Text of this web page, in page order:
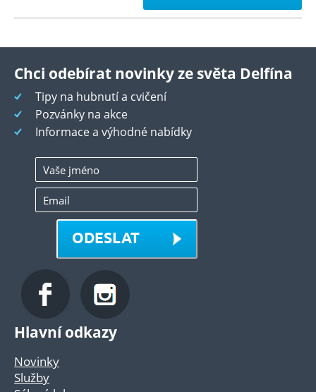
Chci odebírat novinky ze světa Delfína
Tipy na hubnutí a cvičení
Pozvánky na akce
Informace a výhodné nabídky
ODESLAT
Hlavní odkazy
Novinky
Služby